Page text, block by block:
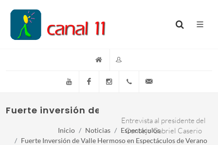
YouTube FacebookInstagram(+54)(9)3548-576073
Fuerte inversión de Valle Hermoso en
Entrevista al presidente del
Concejo Gabriel Caserio
Inicio Noticias
Espectáculos
Fuerte Inversión de Valle Hermoso en Espectáculos de Verano